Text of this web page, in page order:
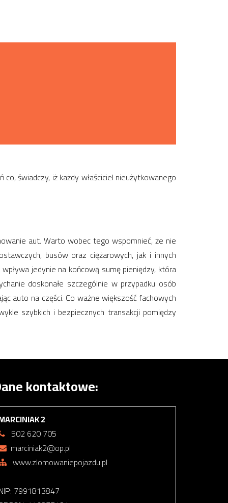
świadczy, iż każdy właściciel nieużytkowanego
aut. Warto wobec tego wspomnieć, że nie
busów oraz ciężarowych, jak i innych
jedynie na końcową sumę pieniędzy, która
doskonałe szczególnie w przypadku osób
auto na części. Co ważne większość fachowych
szybkich i bezpiecznych transakcji pomiędzy
kontaktowe:
2
502 620 705
marciniak2@op.pl
www.zlomowaniepojazdu.pl
7991813847